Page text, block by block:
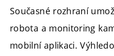
Současné rozhraní
robota a monitoring
mobilní aplikaci.